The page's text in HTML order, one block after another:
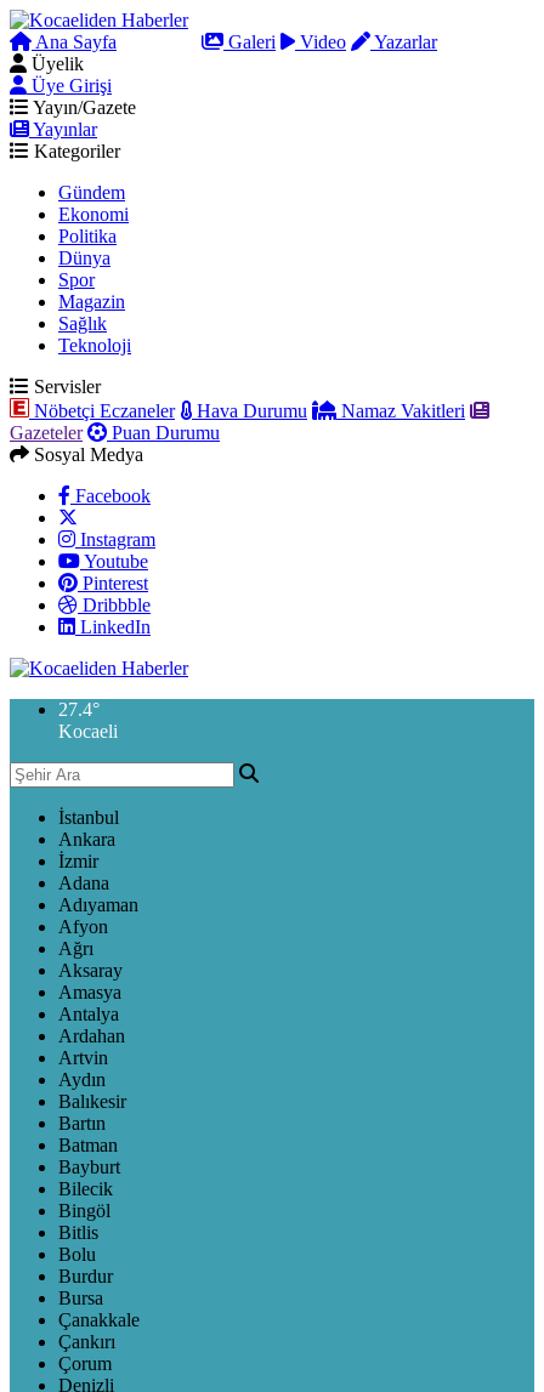
Ana Sayfa Galeri Video
Yazarlar
Üyelik
Üye Girişi
Yayın/Gazete
Yayınlar
Kategoriler
Gündem
Ekonomi
Politika
Dünya
Spor
Magazin
Sağlık
Teknoloji
Servisler
Nöbetçi Eczaneler
Hava Durumu
Namaz Vakitleri
Gazeteler
Puan Durumu
Sosyal Medya
Facebook
Instagram
Youtube
Pinterest
Dribbble
LinkedIn
27.4°
Kocaeli
İstanbul
Ankara
İzmir
Adana
Adıyaman
Afyon
Ağrı
Aksaray
Amasya
Antalya
Ardahan
Artvin
Aydın
Balıkesir
Bartın
Batman
Bayburt
Bilecik
Bingöl
Bitlis
Bolu
Burdur
Bursa
Çanakkale
Çankırı
Çorum
Denizli